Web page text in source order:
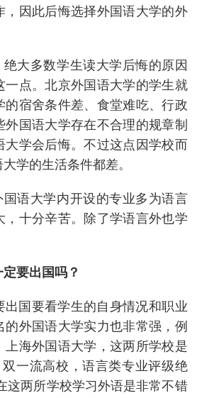
，因此后悔选择外国语大学的外
大多数学生读大学后悔的原因
一点。北京外国语大学的学生就
的宿舍条件差、食堂难吃、行政
国语大学存在不合理的规章制
大学会后悔。不过这点因学校而
学的生活条件都差。
语大学内开设的专业多为语言
，十分辛苦。除了学语言外也学
要出国吗？
出国要看学生的自身情况和职业
外国语大学实力也非常强，例
上海外国语大学，这两所学校是
一流高校，语言类专业评级绝
这两所学校学习外语是非常不错